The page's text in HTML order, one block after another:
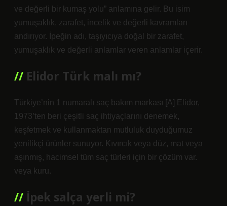
ve değerli bir kumaş yolu” anlamına gelir. Bu isim
yumuşaklık, zarafet, incelik ve değerli kavramları
andırıyor. İpeğin adı, taşıyıcıya doğal bir zarafet,
yumuşaklık ve değerli anlamlar veren anlamlar içerir.
Elidor Türk malı mı?
Türkiye’nin 1 numaralı saç bakım markası [A] Elidor,
1973’ten beri çeşitli saç ihtiyaçlarını denemek,
keşfetmek ve kullanmaktan mutluluk duyduğumuz
yenilikçi ürünler sunuyor. Kıvırcık veya düz, mat veya
aşınmış, hacimsel tüm saç türleri için bir çözüm var.
veya kuru.
İpek salça yerli mi?